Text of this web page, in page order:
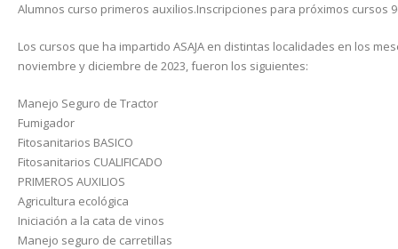
Alumnos curso primeros auxilios.Inscripciones para próximos cursos
Los cursos que ha impartido ASAJA en distintas localidades en los
noviembre y diciembre de 2023, fueron los siguientes:
Manejo Seguro de Tractor
Fumigador
Fitosanitarios BASICO
Fitosanitarios CUALIFICADO
PRIMEROS AUXILIOS
Agricultura ecológica
Iniciación a la cata de vinos
Manejo seguro de carretillas